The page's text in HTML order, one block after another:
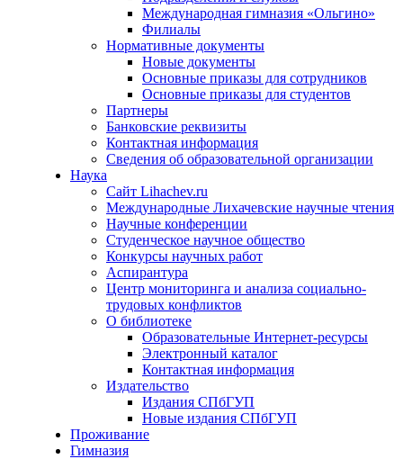
Международная гимназия «Ольгино»
Филиалы
Нормативные документы
Новые документы
Основные приказы для сотрудников
Основные приказы для студентов
Партнеры
Банковские реквизиты
Контактная информация
Сведения об образовательной организации
Наука
Сайт Lihachev.ru
Международные Лихачевские научные чтения
Научные конференции
Студенческое научное общество
Конкурсы научных работ
Аспирантура
Центр мониторинга и анализа социально-
трудовых конфликтов
О библиотеке
Образовательные Интернет-ресурсы
Электронный каталог
Контактная информация
Издательство
Издания СПбГУП
Новые издания СПбГУП
Проживание
Гимназия